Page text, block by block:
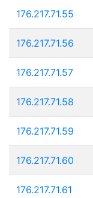
176.217.71.55
176.217.71.56
176.217.71.57
176.217.71.58
176.217.71.59
176.217.71.60
176.217.71.61